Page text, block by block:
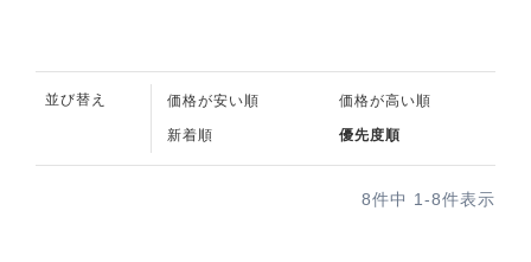
並び替え 価格が安い順 価格が高い順
新着順 優先度順
8件中 1 -8件表示